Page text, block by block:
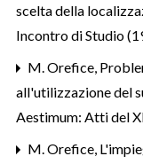
scelta della
Incontro di Studio
M. Orefice,
all'utilizzazione del
Aestimum: Atti del
M. Orefice,